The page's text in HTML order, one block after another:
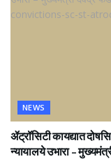
NEWS
ॲट्रॉसिटी कायद्यात
न्यायालये उभारा –